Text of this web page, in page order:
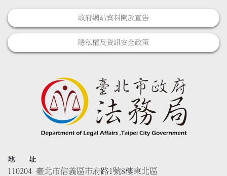
政府網站資料開放宣告
隱私權及資訊安全政策
地 址
110204 臺北市信義區市府路1號8樓東北區